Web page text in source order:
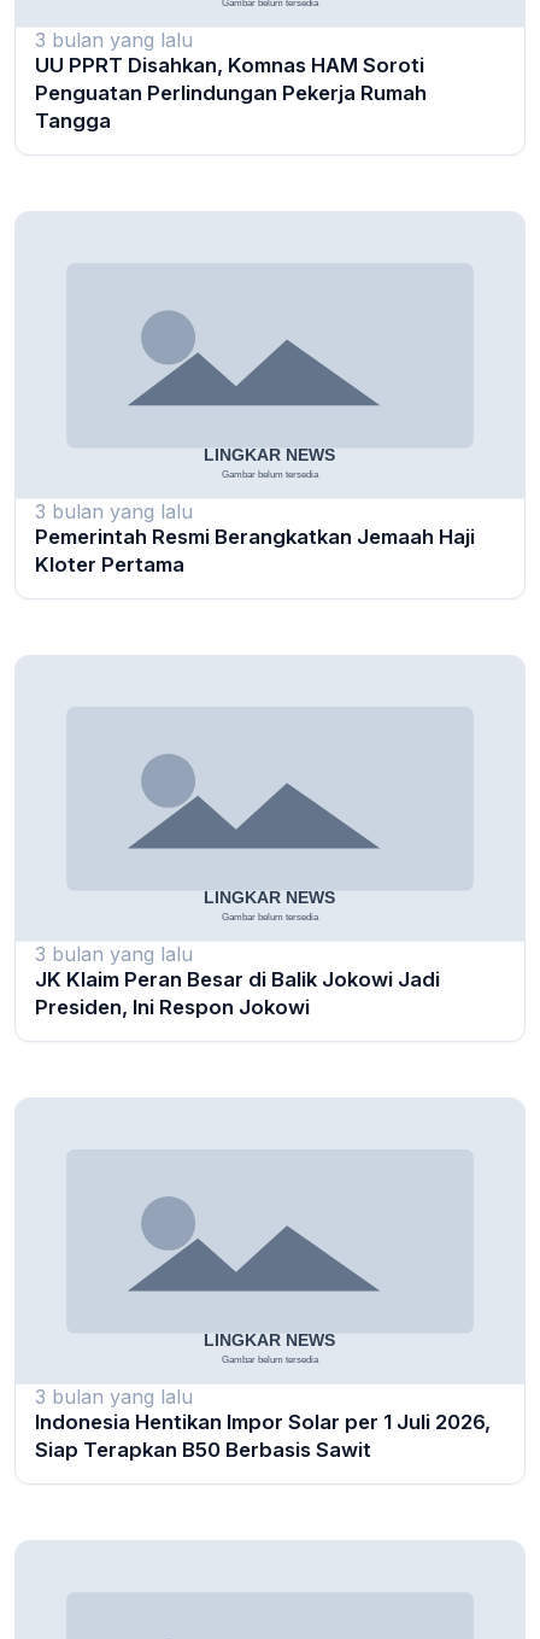
3 bulan yang lalu
UU PPRT Disahkan, Komnas HAM Soroti
Penguatan Perlindungan Pekerja Rumah
Tangga
3 bulan yang lalu
Pemerintah Resmi Berangkatkan Jemaah Haji
Kloter Pertama
3 bulan yang lalu
JK Klaim Peran Besar di Balik Jokowi Jadi
Presiden, Ini Respon Jokowi
3 bulan yang lalu
Indonesia Hentikan Impor Solar per 1 Juli 2026,
Siap Terapkan B50 Berbasis Sawit